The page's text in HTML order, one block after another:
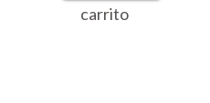
carrito